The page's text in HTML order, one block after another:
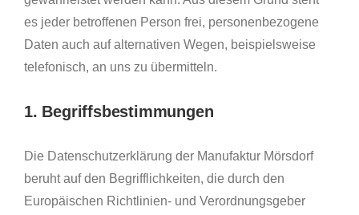
es jeder betroffenen Person frei, personenbezogene
Daten auch auf alternativen Wegen, beispielsweise
telefonisch, an uns zu übermitteln.
1. Begriffsbestimmungen
Die Datenschutzerklärung der Manufaktur Mörsdorf
beruht auf den Begrifflichkeiten, die durch den
Europäischen Richtlinien- und Verordnungsgeber